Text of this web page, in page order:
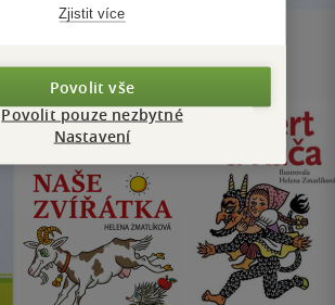
Zjistit více
Povolit vše
Povolit pouze nezbytné
Nastavení